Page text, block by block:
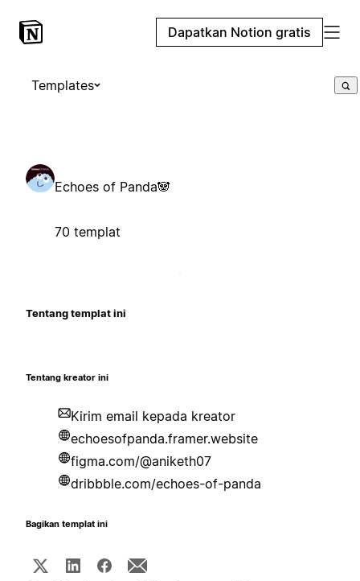
Dapatkan Notion gratis
Templates
Echoes of Panda🐼
70 templat
Tentang templat ini
Tentang kreator ini
Kirim email kepada kreator
echoesofpanda.framer.website
figma.com/@aniketh07
dribbble.com/echoes-of-panda
Bagikan templat ini